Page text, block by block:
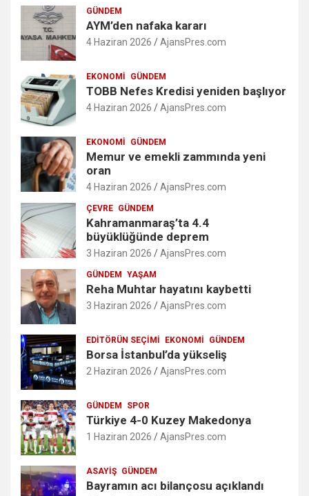
GÜNDEM
AYM’den nafaka kararı
4 Haziran 2026 AjansPres.com
EKONOMI GÜNDEM
TOBB Nefes Kredisi yeniden başlıyor
4 Haziran 2026 AjansPres.com
EKONOMI GÜNDEM
Memur ve emekli zammında yeni
oran
4 Haziran 2026 AjansPres.com
ÇEVRE GÜNDEM
Kahramanmaraş’ta 4.4
büyüklüğünde deprem
3 Haziran 2026 AjansPres.com
GÜNDEM YAŞAM
Reha Muhtar hayatını kaybetti
3 Haziran 2026 AjansPres.com
EDITÖRÜN SEÇIMI EKONOMI GÜNDEM
Borsa İstanbul’da yükseliş
2 Haziran 2026 AjansPres.com
GÜNDEM SPOR
Türkiye 4-0 Kuzey Makedonya
1 Haziran 2026 AjansPres.com
ASAYIŞ GÜNDEM
Bayramın acı bilançosu açıklandı